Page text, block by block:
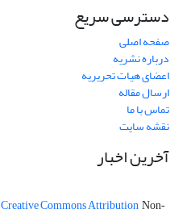
دسترسی سریع
صفحه اصلی
درباره نشریه
اعضای هیات تحریریه
ارسال مقاله
تماس با ما
نقشه سایت
آخرین اخبار
Creative Commons Attribution Non-